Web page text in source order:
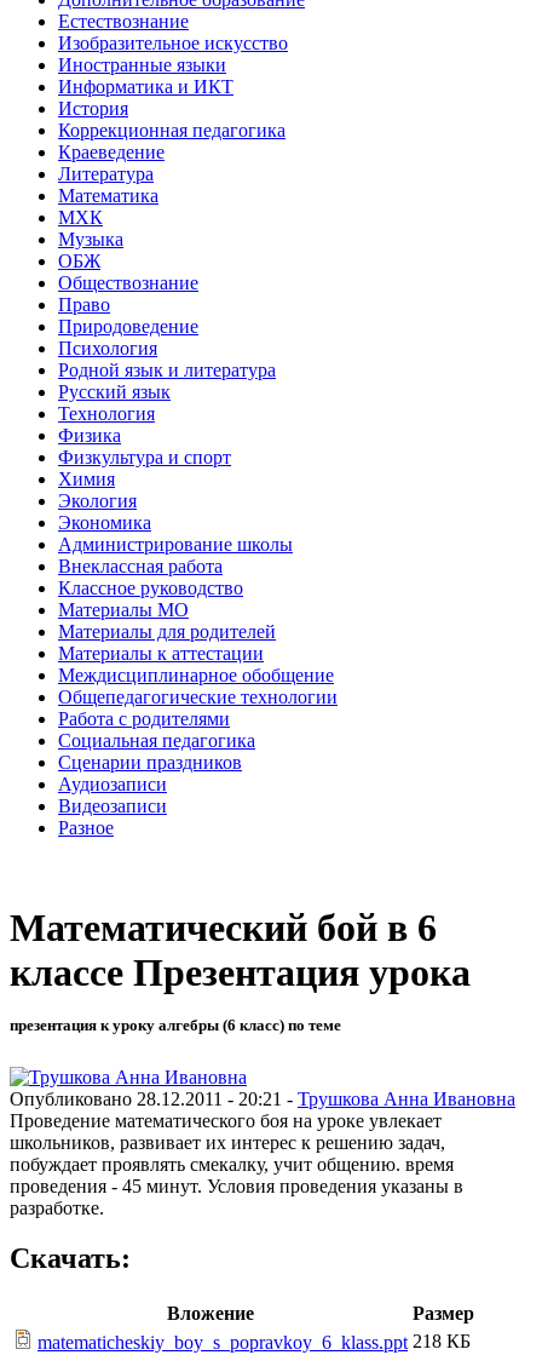
Естествознание
Изобразительное искусство
Иностранные языки
Информатика и ИКТ
История
Коррекционная педагогика
Краеведение
Литература
Математика
МХК
Музыка
ОБЖ
Обществознание
Право
Природоведение
Психология
Родной язык и литература
Русский язык
Технология
Физика
Физкультура и спорт
Химия
Экология
Экономика
Администрирование школы
Внеклассная работа
Классное руководство
Материалы МО
Материалы для родителей
Материалы к аттестации
Междисциплинарное обобщение
Общепедагогические технологии
Работа с родителями
Социальная педагогика
Сценарии праздников
Аудиозаписи
Видеозаписи
Разное
Математический бой в 6
классе Презентация урока
презентация к уроку алгебры (6 класс) по теме
Опубликовано 28.12.2011 - 20:21 - Трушкова Анна Ивановна
Проведение математического боя на уроке увлекает
школьников, развивает их интерес к решению задач,
побуждает проявлять смекалку, учит общению. время
проведения - 45 минут. Условия проведения указаны в
разработке.
Скачать:
Вложение
Размер
matematicheskiy_boy_s_popravkoy_6_klass.ppt 218 КБ